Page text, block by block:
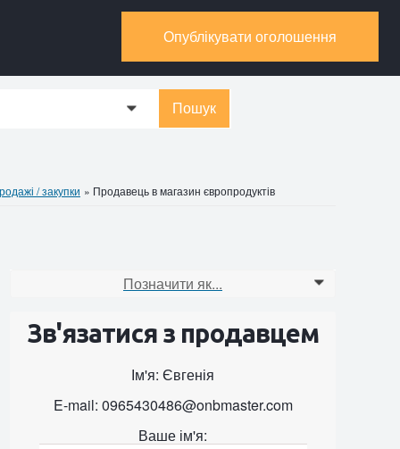
Опублікувати оголошення
0 Пошук
/ закупки » Продавець в магазин європродуктів
Позначити як... 0
Зв'язатися з продавцем
Ім'я: Євгенія
E-mail: 0965430486@onbmaster.com
Ваше ім'я: